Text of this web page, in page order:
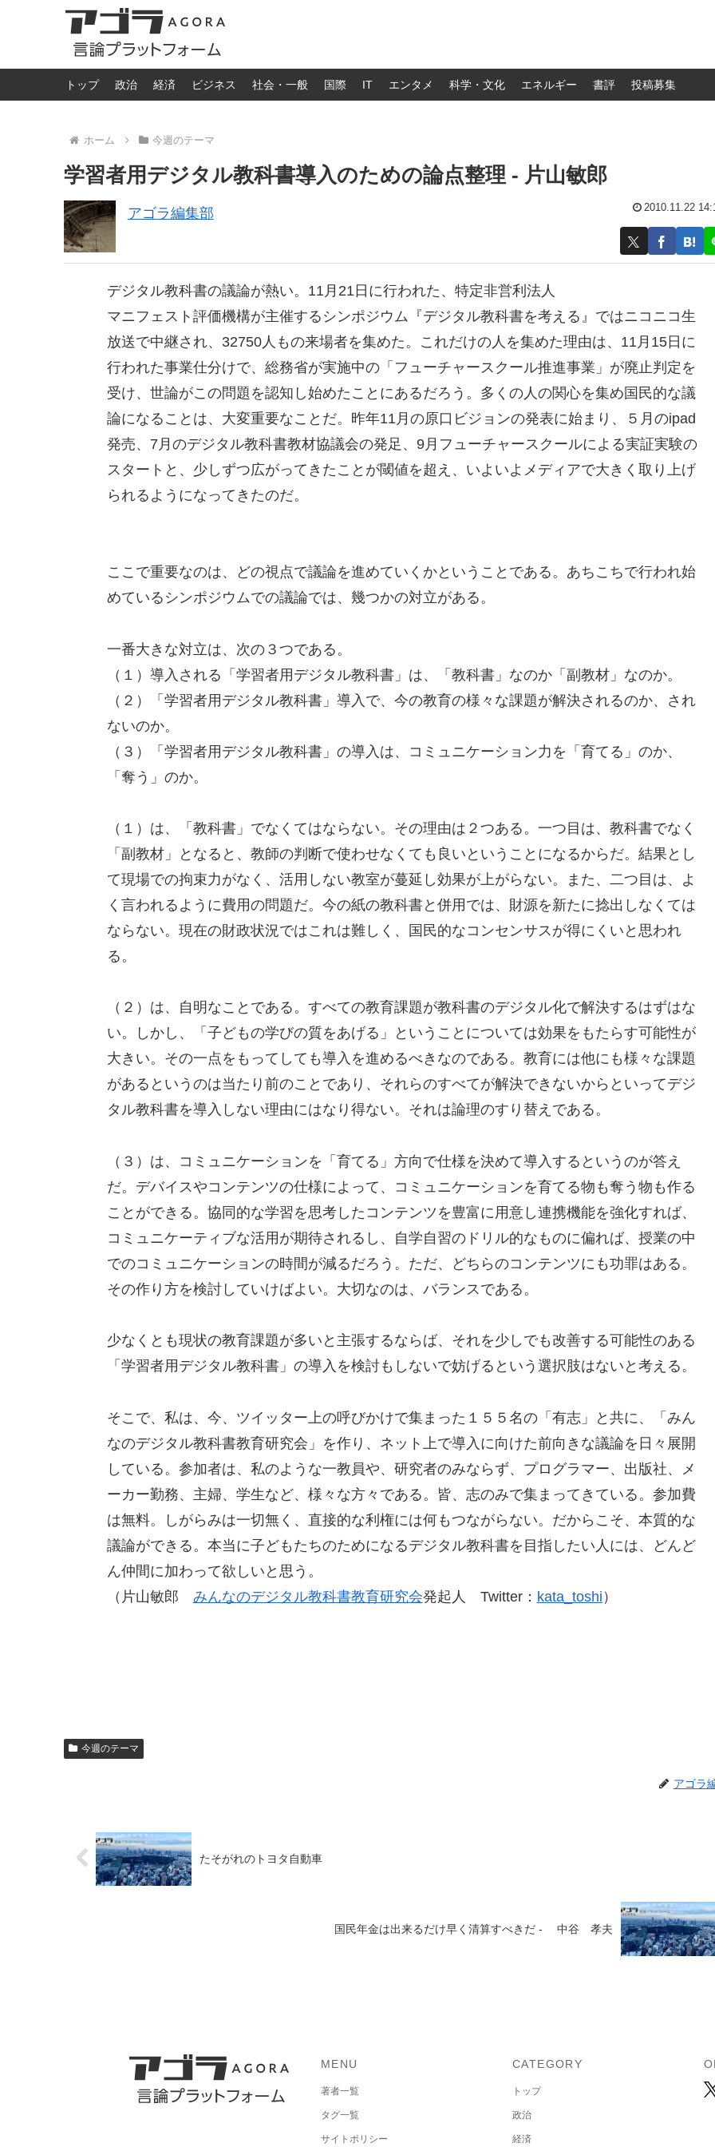
トップ 政治 経済 ビジネス 社会・一般 国際 IT エンタメ 科学・文化 エネルギー 書評 投稿募集
ホーム 今週のテーマ
学習者用デジタル教科書導入のための論点整理 - 片山敏郎
アゴラ編集部 2010.11.22
デジタル教科書の議論が熱い。11月21日に行われた、特定非営利法人
マニフェスト評価機構が主催するシンポジウム『デジタル教科書を考える』ではニコニコ生
放送で中継され、32750人もの来場者を集めた。これだけの人を集めた理由は、11月15日に
行われた事業仕分けで、総務省が実施中の「フューチャースクール推進事業」が廃止判定を
受け、世論がこの問題を認知し始めたことにあるだろう。多くの人の関心を集め国民的な議
論になることは、大変重要なことだ。昨年11月の原口ビジョンの発表に始まり、５月のipad
発売、7月のデジタル教科書教材協議会の発足、9月フューチャースクールによる実証実験の
スタートと、少しずつ広がってきたことが閾値を超え、いよいよメディアで大きく取り上げ
られるようになってきたのだ。
ここで重要なのは、どの視点で議論を進めていくかということである。あちこちで行われ始
めているシンポジウムでの議論では、幾つかの対立がある。
一番大きな対立は、次の３つである。
（１）導入される「学習者用デジタル教科書」は、「教科書」なのか「副教材」なのか。
（２）「学習者用デジタル教科書」導入で、今の教育の様々な課題が解決されるのか、され
ないのか。
（３）「学習者用デジタル教科書」の導入は、コミュニケーション力を「育てる」のか、
「奪う」のか。
（１）は、「教科書」でなくてはならない。その理由は２つある。一つ目は、教科書でなく
「副教材」となると、教師の判断で使わせなくても良いということになるからだ。結果とし
て現場での拘束力がなく、活用しない教室が蔓延し効果が上がらない。また、二つ目は、よ
く言われるように費用の問題だ。今の紙の教科書と併用では、財源を新たに捻出しなくては
ならない。現在の財政状況ではこれは難しく、国民的なコンセンサスが得にくいと思われ
る。
（２）は、自明なことである。すべての教育課題が教科書のデジタル化で解決するはずはな
い。しかし、「子どもの学びの質をあげる」ということについては効果をもたらす可能性が
大きい。その一点をもってしても導入を進めるべきなのである。教育には他にも様々な課題
があるというのは当たり前のことであり、それらのすべてが解決できないからといってデジ
タル教科書を導入しない理由にはなり得ない。それは論理のすり替えである。
（３）は、コミュニケーションを「育てる」方向で仕様を決めて導入するというのが答え
だ。デバイスやコンテンツの仕様によって、コミュニケーションを育てる物も奪う物も作る
ことができる。協同的な学習を思考したコンテンツを豊富に用意し連携機能を強化すれば、
コミュニケーティブな活用が期待されるし、自学自習のドリル的なものに偏れば、授業の中
でのコミュニケーションの時間が減るだろう。ただ、どちらのコンテンツにも功罪はある。
その作り方を検討していけばよい。大切なのは、バランスである。
少なくとも現状の教育課題が多いと主張するならば、それを少しでも改善する可能性のある
「学習者用デジタル教科書」の導入を検討もしないで妨げるという選択肢はないと考える。
そこで、私は、今、ツイッター上の呼びかけで集まった１５５名の「有志」と共に、「みん
なのデジタル教科書教育研究会」を作り、ネット上で導入に向けた前向きな議論を日々展開
している。参加者は、私のような一教員や、研究者のみならず、プログラマー、出版社、メ
ーカー勤務、主婦、学生など、様々な方々である。皆、志のみで集まってきている。参加費
は無料。しがらみは一切無く、直接的な利権には何もつながらない。だからこそ、本質的な
議論ができる。本当に子どもたちのためになるデジタル教科書を目指したい人には、どんど
ん仲間に加わって欲しいと思う。
（片山敏郎 みんなのデジタル教科書教育研究会発起人 Twitter： kata_toshi ）
今週のテーマ
アゴラ
たそがれのトヨタ自動車
国民年金は出来るだけ早く清算すべきだ - 中谷 孝夫
MENU
著者一覧
タグ一覧
サイトポリシー
CATEGORY
トップ
政治
経済